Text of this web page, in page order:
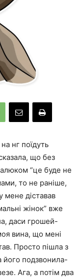
нг поїдуть
що без
“це буде не
то не раніше,
мене діставав
жінок” вже
даси грошей-
вина, що мені
Просто пішла з
його подзвонила-
Ага, а потім два